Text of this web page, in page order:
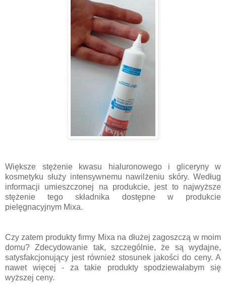
Większe stężenie kwasu hialuronowego i gliceryny w
kosmetyku służy intensywnemu nawilżeniu skóry. Według
informacji umieszczonej na produkcie, jest to najwyższe
stężenie tego składnika dostępne w produkcie
pielęgnacyjnym Mixa.
Czy zatem produkty firmy Mixa na dłużej zagoszczą w moim
domu? Zdecydowanie tak, szczególnie, że są wydajne,
satysfakcjonujący jest również stosunek jakości do ceny. A
nawet więcej - za takie produkty spodziewałabym się
wyższej ceny.